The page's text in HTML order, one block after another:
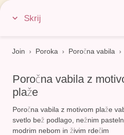
Skrij
Join › Poroka › Poročna vabila
Poročna vabila z
plaže
Poročna vabila z motivom plaže
svetlo bež podlago, nežnim
modrim nebom in živim rdečim